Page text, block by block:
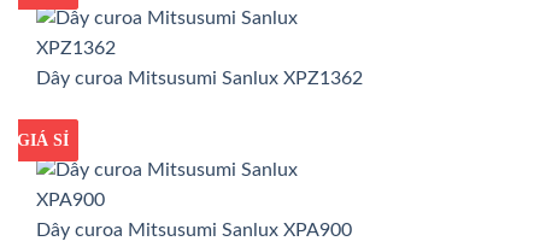
Dây curoa Mitsusumi Sanlux XPZ1362
GIÁ TỐT
GIÁ SỈ
Dây curoa Mitsusumi Sanlux XPA900